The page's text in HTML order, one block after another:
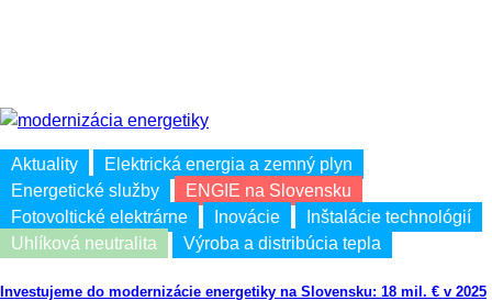
Aktuality
Elektrická energia a zemný plyn
Energetické služby
ENGIE na Slovensku
Fotovoltické elektrárne
Inovácie
Inštalácie technológií
Uhlíková neutralita
Výroba a distribúcia tepla
Investujeme do modernizácie energetiky na Slovensku: 18 mil. € v 2025